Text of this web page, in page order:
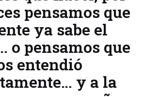
pensamos que
ya sabe el
o pensamos que
entendió
y a la